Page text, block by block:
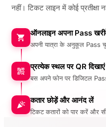
नहीं। टिकट लाइन में कोई प्रतीक्षा
ऑनलाइन अपना Pass
अपनी यात्रा के अनुकूल Pass
प्रत्येक स्थल पर QR दिखाएं
बस अपने फोन पर डिजिटल
कतार छोड़ें और आनंद लें
टिकट कतारों को पार करें और